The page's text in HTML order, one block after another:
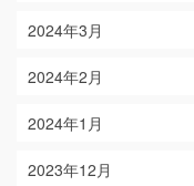
2024年3月
2024年2月
2024年1月
2023年12月